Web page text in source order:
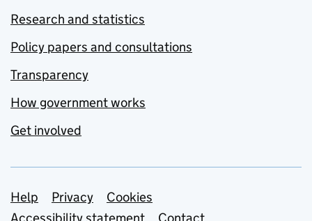
Research and statistics
Policy papers and consultations
Transparency
How government works
Get involved
Support links
Help Privacy
Cookies